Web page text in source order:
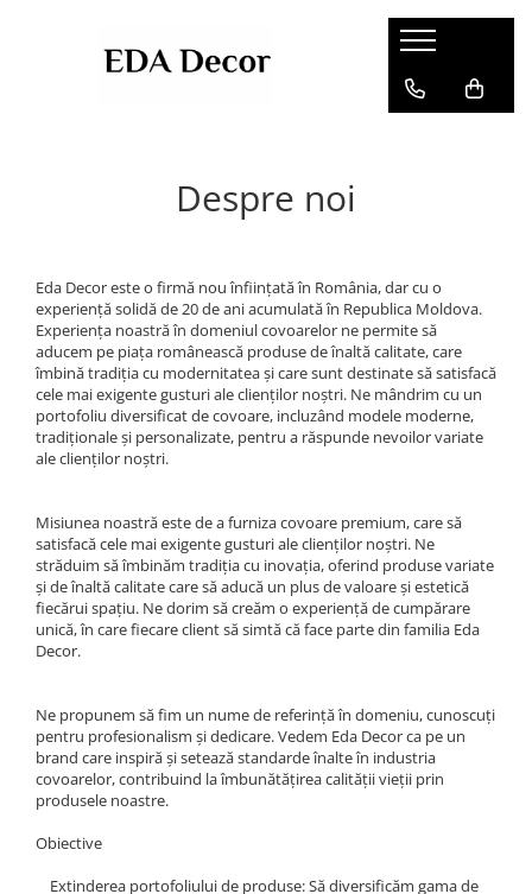
Despre noi
Eda Decor este o firmă nou înființată în România, dar cu o
experiență solidă de 20 de ani acumulată în Republica Moldova.
Experiența noastră în domeniul covoarelor ne permite să
aducem pe piața românească produse de înaltă calitate, care
îmbină tradiția cu modernitatea și care sunt destinate să satisfacă
cele mai exigente gusturi ale clienților noștri. Ne mândrim cu un
portofoliu diversificat de covoare, incluzând modele moderne,
tradiționale și personalizate, pentru a răspunde nevoilor variate
ale clienților noștri.
Misiunea noastră este de a furniza covoare premium, care să
satisfacă cele mai exigente gusturi ale clienților noștri. Ne
străduim să îmbinăm tradiția cu inovația, oferind produse variate
și de înaltă calitate care să aducă un plus de valoare și estetică
fiecărui spațiu. Ne dorim să creăm o experiență de cumpărare
unică, în care fiecare client să simtă că face parte din familia Eda
Decor.
Ne propunem să fim un nume de referință în domeniu, cunoscuți
pentru profesionalism și dedicare. Vedem Eda Decor ca pe un
brand care inspiră și setează standarde înalte în industria
covoarelor, contribuind la îmbunătățirea calității vieții prin
produsele noastre.
Obiective
Extinderea portofoliului de produse: Să diversificăm gama de